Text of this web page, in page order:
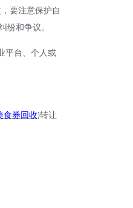
要注意保护自
纷和争议。
平台、个人或
食券回收)转让